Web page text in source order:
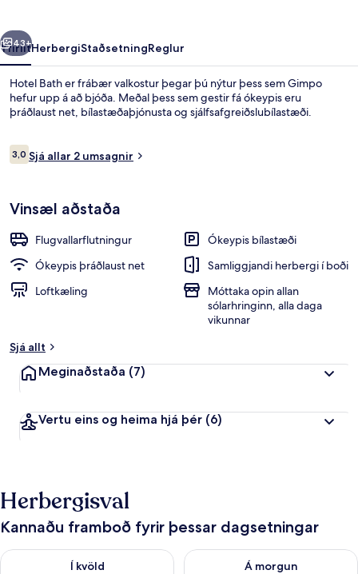
Næsta
43+
YfirlitHerbergiStaðsetningReglur
Hotel Bath er frábær valkostur þegar þú nýtur þess sem Gimpo
hefur upp á að bjóða. Meðal þess sem gestir fá ókeypis eru
þráðlaust net, bílastæðaþjónusta og sjálfsafgreiðslubílastæði.
Umsagnir
3,03,0 af 10
Sjá allar 2 umsagnir
Vinsæl aðstaða
Flugvallarflutningur
Ókeypis bílastæði
Ókeypis þráðlaust net
Samliggjandi herbergi í boði
Loftkæling
Móttaka opin allan
sólarhringinn, alla daga
vikunnar
Sjá allt
Meginaðstaða (7)
Vertu eins og heima hjá þér (6)
Herbergisval
Kannaðu framboð fyrir þessar dagsetningar
Í kvöld
Athuga framboð í kvöld ágú. 6 - ágú. 7
Á morgun
Athuga framboð á morgun